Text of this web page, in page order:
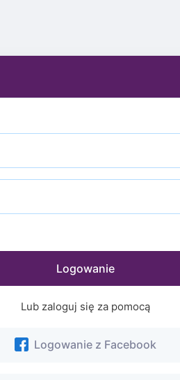
Logowanie
Lub zaloguj się za pomocą
Logowanie z Facebook